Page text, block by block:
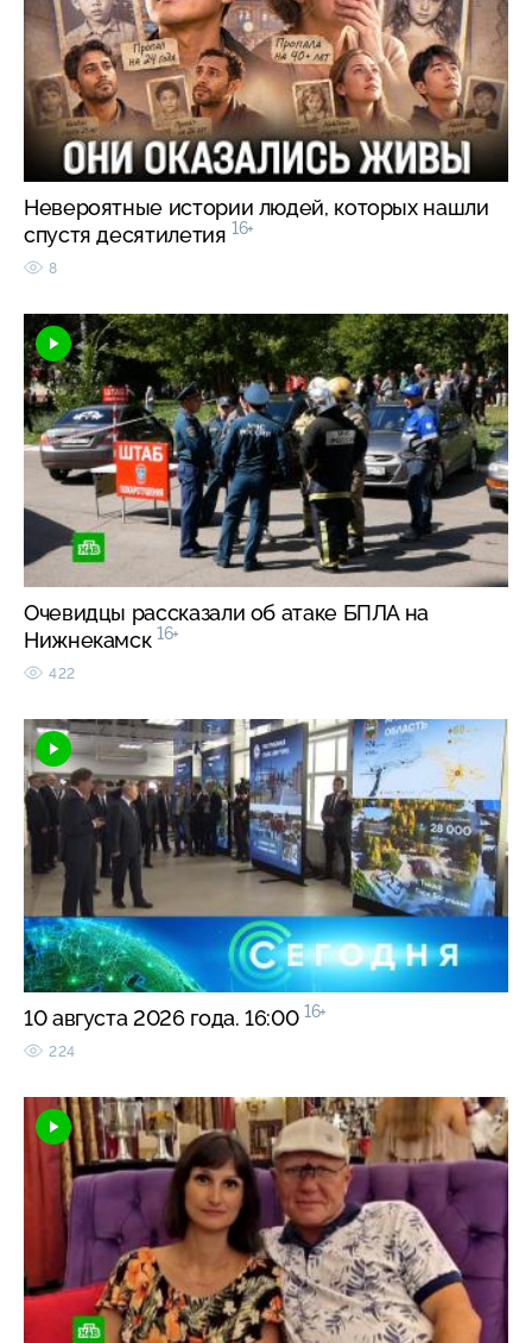
Невероятные истории людей, которых нашли
спустя десятилетия 16+
8
Очевидцы рассказали об атаке БПЛА на
Нижнекамск 16+
422
10 августа 2026 года. 16:00 16+
224